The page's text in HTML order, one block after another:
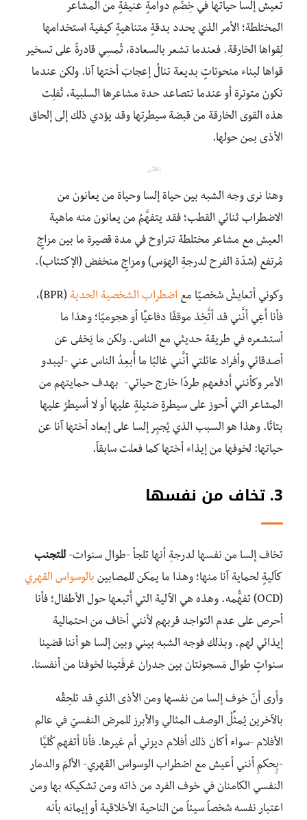
تعيش إلسا حياتها في خِضّم دوامةٍ عنيفةٍ من المشاعر
المختلطة؛ الأمر الذي يحدد بدقةٍ متناهيةٍ كيفية استخدامها
لِقواها الخارقة. فعندما تشعر بالسعادة، تُمسِي قادرةً على تسخير
قواها لبناء منحوتاتٍ بديعة تنالُ إعجابَ أختها آنا. ولكن عندما
تكون متوترة أو عندما تتصاعد حدة مشاعرها السلبية، تُفلِت
هذه القوى الخارقة من قبضة سيطرتها وقد يؤدي ذلك إلى إلحاق
الأذى بمن حولها.
إعلان
وهنا نرى وجه الشبه بين حياة إلسا وحياة من يعانون من
الاضطراب ثنائي القطب؛ فقد يتفهَّمُ من يعانون منه ماهية
العيش مع مشاعر مختلطة تتراوح في مدة قصيرة ما بين مزاجٍ
مُرتفع (شدّة الفرح لدرجةِ الهوَس) ومزاجٍ منخفض (الإكتئاب).
وكوني أتعايشُ شخصيًا مع اضطراب الشخصية الحدية
(BPR)،
فأنا أَعِي أنَّني قد أتَّخِذ موقفًا دفاعيِّا أو هجوميًا؛ وهذا ما
أستشعره في طريقة حديثي مع الناس. ولكن ما يَخفى عن
أصدقائي وأفراد عائلتي أنَّني غالبًا ما أُبعِدُ الناس عني -ليبدو
الأمر وكأنني أَدفعهم طردًا خارج حياتي- بهدف حمايتهم من
المشاعر التي أحوز على سيطرةٍ ضئيلةٍ عليها أو لا أسيطرُ عليها
بتاتًا. وهذا هو السبب الذي يُجبِر إلسا على إبعاد أختها آنا عن
حياتها: لخوفها من إيذاء أختها كما فعلت سابقاً.
3. تخاف من نفسها
تخاف إلسا من نفسها لدرجةِ أنها تلجأ -طوال سنوات- للتجنب
كآليةٍ لحماية آنا منها؛ وهذا ما يمكن للمصابين بالوسواس القهري
(OCD) تفهُّمه. وهذه هي الآلية التي أَتبعها حول الأطفال؛ فأنا
أحرص على عدم التواجد قربهم لأنني أخاف من احتمالية
إيذائي لهم. وبذلك فوجه الشبه بيني وبين إلسا هو أننا قضينا
سنواتٍ طوال مَسجونتان بين جدران غرفَتينا لخوفنا من أنفسنا.
وأرى أنّ خوف إلسا من نفسها ومن الأذى الذي قد تلحِقُه
بالآخرين يُمثِّلُ الوصف المثالي والأبرز للمرض النفسيّ في عالم
الأفلام -سواء أكان ذلك أفلام ديزني أم غيرها. فأنا أتفهم كُليَّا
-بِِحكمِ أنني أعيش مع اضطراب الوسواس القهري- الألمَ والدمار
النفسي الكامنان في خوف الفرد من ذاته ومن تشكيكه بها ومن
اعتبار نفسه شخصاً سيئاً من الناحية الأخلاقية أو إيمانه بأنه